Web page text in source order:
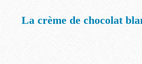
La crème de chocolat